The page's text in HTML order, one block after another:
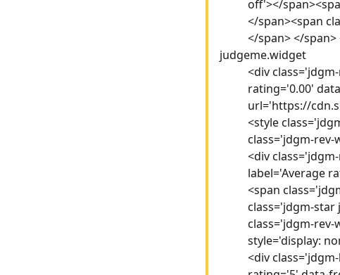
off'></
</span><span
</span> </
judgeme.widget
<div
rating='0.00'
url='https://
<style
class='jdgm-rev-
<div
label='Average
<span
class='jdgm-star
class='jdgm-rev-
style='display:
<div